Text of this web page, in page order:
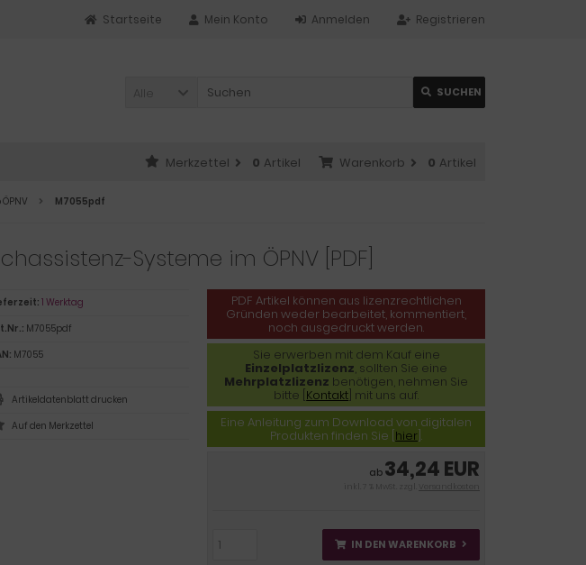
Registrieren
Anmelden
Mein Konto
Startseite
Alle SUCHEN
Warenkorb 0 Artikel
Merkzettel 0 Artikel
M7055pdf
Systeme im ÖPNV [PDF]
PDF Artikel können aus lizenzrechtlichen
Gründen weder bearbeitet, kommentiert,
noch ausgedruckt werden.
Sie erwerben mit dem Kauf eine
Einzelplatzlizenz, sollten Sie eine
Mehrplatzlizenz benötigen, nehmen Sie
bitte [Kontakt] mit uns auf.
Eine Anleitung zum Download von digitalen
Produkten finden Sie [hier].
ab 34,24 EUR
inkl. 7 % MwSt. zzgl. Versandkosten
IN DEN WARENKORB
1 Werktag
M7055pdf
M7055
Artikeldatenblatt drucken